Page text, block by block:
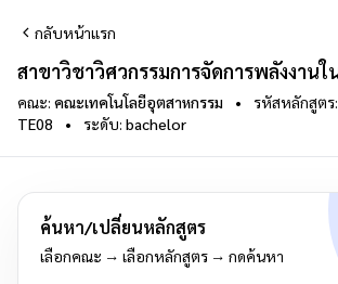
กลับหน้าแรก
คณะ: คณะเทคโนโลยีอุตสาหกรรม •
รหัสหลักสูตร:
TE08
• ระดับ: bachelor
ค้นหา/เปลี่ยนหลักสูตร
เลือกคณะ → เลือกหลักสูตร → กดค้นหา